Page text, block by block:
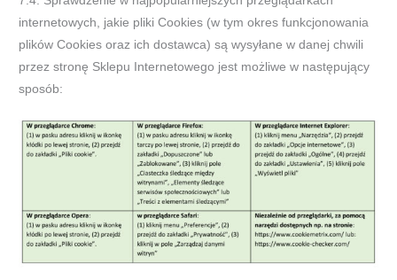
internetowych, jakie pliki Cookies (w tym okres funkcjonowania
plików Cookies oraz ich dostawca) są wysyłane w danej chwili
przez stronę Sklepu Internetowego jest możliwe w następujący
sposób: